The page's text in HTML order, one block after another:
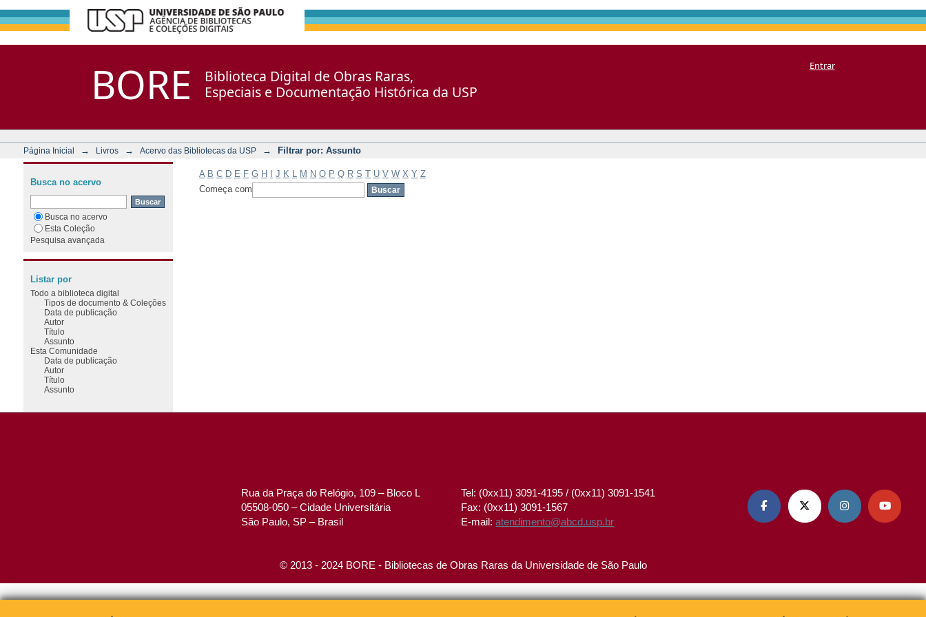
BORE
Biblioteca Digital de Obras Raras,
Especiais e Documentação Histórica da USP
Entrar
Página Inicial → Livros → Acervo das Bibliotecas da USP → Filtrar por: Assunto
A B C D E F G H J K M N O P Q R S T U V W X Y Z
Começa com
Busca no acervo
Busca no acervo
Esta Coleção
Pesquisa avançada
Listar por
Todo a biblioteca digital
Tipos de documento & Coleções
Data de publicação
Autor
Título
Assunto
Esta Comunidade
Data de publicação
Autor
Título
Assunto
Rua da Praça do Relógio, 109 – Bloco L
05508-050 – Cidade Universitária
São Paulo, SP – Brasil
Tel: (0xx11) 3091-4195 / (0xx11) 3091-1541
Fax: (0xx11) 3091-1567
E-mail:atendimento@abcd.usp.br
   
© 2013 - 2024 BORE - Bibliotecas de Obras Raras da Universidade de São Paulo